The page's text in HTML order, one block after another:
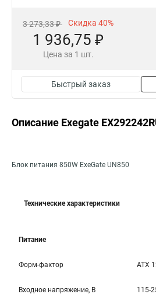
3 273,33 ₽ Скидка 40%
1 936,75 ₽
Цена за 1 шт.
Быстрый заказ
Описание Exegate
Блок питания 850W ExeGate UN850
Технические характеристики
Питание
Форм-фактор ATX
Входное напряжение, В 115-